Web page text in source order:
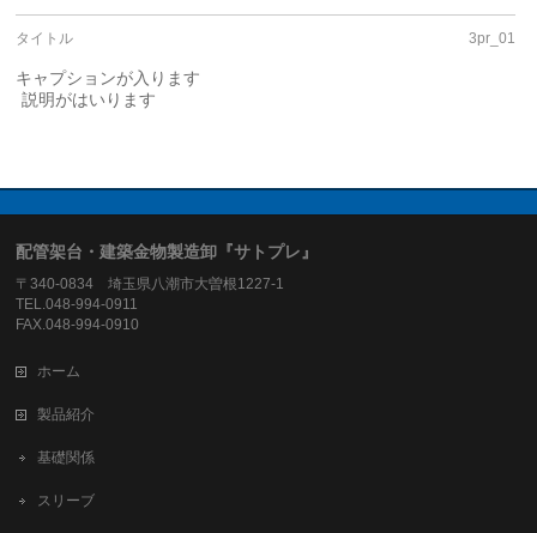
タイトル 3pr_01
キャプションが入ります
説明がはいります
配管架台・建築金物製造卸『サトプレ』
〒340-0834 埼玉県八潮市大曽根1227-1
TEL.048-994-0911
FAX.048-994-0910
ホーム
製品紹介
基礎関係
スリーブ